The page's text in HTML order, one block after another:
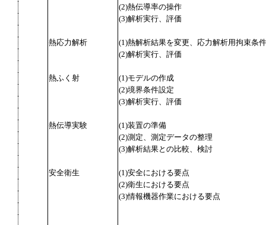
(2)熱伝導率の操作
(3)解析実行、評価
熱応力解析
(1)熱解析結果を変更、応力解析用拘束条
(2)解析実行、評価
熱ふく射
(1)モデルの作成
(2)境界条件設定
(3)解析実行、評価
熱伝導実験
(1)装置の準備
(2)測定、測定データの整理
(3)解析結果との比較、検討
安全衛生
(1)安全における要点
(2)衛生における要点
(3)情報機器作業における要点